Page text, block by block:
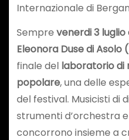
Internazionale di
Sempre venerdi 3 luglio
Eleonora Duse di Asolo
finale del laboratorio di
popolare, una delle
del festival. Musicisti di
strumenti d’orchestra
concorrono insieme a